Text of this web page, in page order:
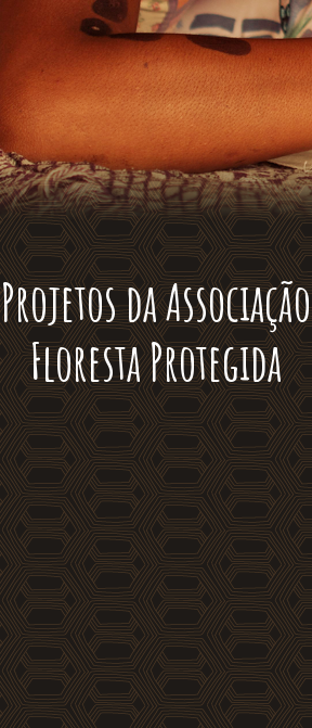
Projetos da Associação
Floresta Protegida